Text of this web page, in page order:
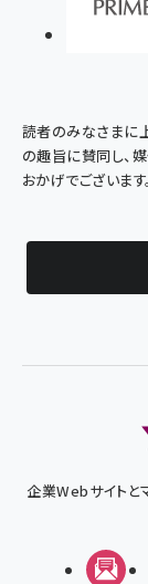
読者のみなさまに
の趣旨に賛同し、
おかげでございます。
企業Webサイトと